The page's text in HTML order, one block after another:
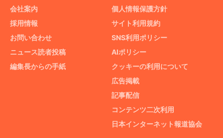
会社案内
採用情報
お問い合わせ
ニュース読者投稿
編集長からの手紙
個人情報保護方針
サイト利用規約
SNS利用ポリシー
AIポリシー
クッキーの利用について
広告掲載
記事配信
コンテンツ二次利用
日本インターネット報道協会